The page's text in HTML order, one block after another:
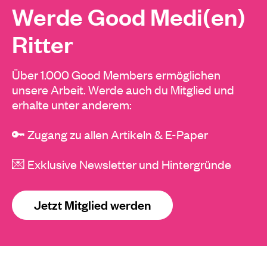
Werde Good Medi(en)
Ritter
Über 1.000 Good Members ermöglichen
unsere Arbeit. Werde auch du Mitglied und
erhalte unter anderem:
🔑 Zugang zu allen Artikeln & E-Paper
💌 Exklusive Newsletter und Hintergründe
Jetzt Mitglied werden